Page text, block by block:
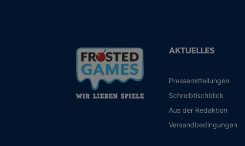
AKTUELLES
Pressemitteilungen
Schreibtischblick
Aus der Redaktion
Versandbedingungen